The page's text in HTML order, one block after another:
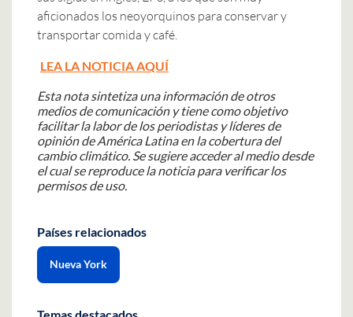
aficionados los neoyorquinos para conservar y
transportar comida y café.
LEA LA NOTICIA AQUÍ
Esta nota sintetiza una información de otros
medios de comunicación y tiene como objetivo
facilitar la labor de los periodistas y líderes de
opinión de América Latina en la cobertura del
cambio climático. Se sugiere acceder al medio desde
el cual se reproduce la noticia para verificar los
permisos de uso.
Países relacionados
Nueva York
Temas destacados